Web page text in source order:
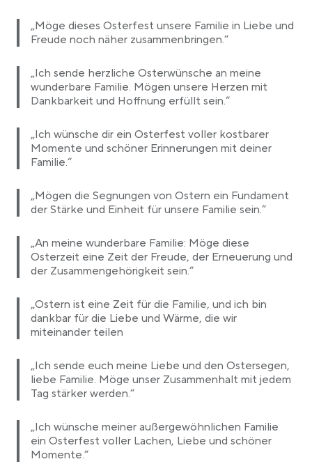
„Möge dieses Osterfest unsere Familie in Liebe und
Freude noch näher zusammenbringen.“
„Ich sende herzliche Osterwünsche an meine
wunderbare Familie. Mögen unsere Herzen mit
Dankbarkeit und Hoffnung erfüllt sein.“
„Ich wünsche dir ein Osterfest voller kostbarer
Momente und schöner Erinnerungen mit deiner
Familie.“
„Mögen die Segnungen von Ostern ein Fundament
der Stärke und Einheit für unsere Familie sein.“
„An meine wunderbare Familie: Möge diese
Osterzeit eine Zeit der Freude, der Erneuerung und
der Zusammengehörigkeit sein.“
„Ostern ist eine Zeit für die Familie, und ich bin
dankbar für die Liebe und Wärme, die wir
miteinander teilen
„Ich sende euch meine Liebe und den Ostersegen,
liebe Familie. Möge unser Zusammenhalt mit jedem
Tag stärker werden.“
„Ich wünsche meiner außergewöhnlichen Familie
ein Osterfest voller Lachen, Liebe und schöner
Momente.“